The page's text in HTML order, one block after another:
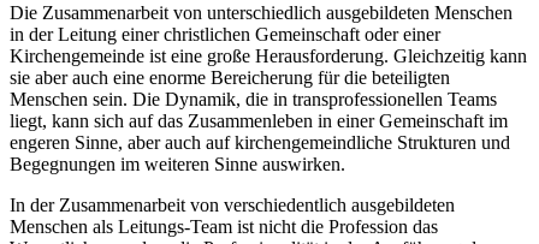
Die Zusammenarbeit von unterschiedlich ausgebildeten Menschen
in der Leitung einer christlichen Gemeinschaft oder einer
Kirchengemeinde ist eine große Herausforderung. Gleichzeitig kann
sie aber auch eine enorme Bereicherung für die beteiligten
Menschen sein. Die Dynamik, die in transprofessionellen Teams
liegt, kann sich auf das Zusammenleben in einer Gemeinschaft im
engeren Sinne, aber auch auf kirchengemeindliche Strukturen und
Begegnungen im weiteren Sinne auswirken.
In der Zusammenarbeit von verschiedentlich ausgebildeten
Menschen als Leitungs-Team ist nicht die Profession das